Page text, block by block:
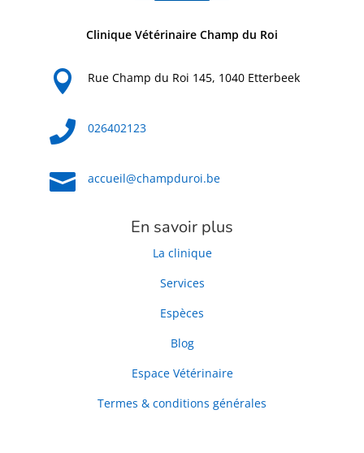
Clinique Vétérinaire Champ du Roi
 Rue Champ du Roi 145, 1040 Etterbeek
 026402123
 accueil@champduroi.be
En savoir plus
La clinique
Services
Espèces
Blog
Espace Vétérinaire
Termes & conditions générales